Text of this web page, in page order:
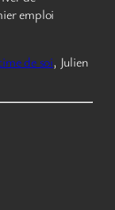
emploi
de soi, Julien